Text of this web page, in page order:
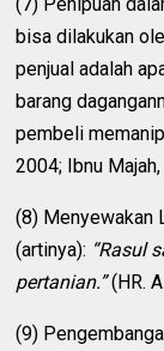
bisa dilakukan
penjual adalah
barang
pembeli
2004; Ibnu
(8) Menyewakan
(artinya): “Rasul
pertanian.”(HR.
(9)